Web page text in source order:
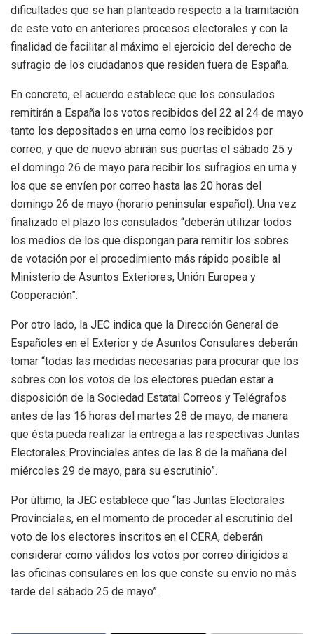
dificultades que se han planteado respecto a la tramitación
de este voto en anteriores procesos electorales y con la
finalidad de facilitar al máximo el ejercicio del derecho de
sufragio de los ciudadanos que residen fuera de España.
En concreto, el acuerdo establece que los consulados
remitirán a España los votos recibidos del 22 al 24 de mayo
tanto los depositados en urna como los recibidos por
correo, y que de nuevo abrirán sus puertas el sábado 25 y
el domingo 26 de mayo para recibir los sufragios en urna y
los que se envíen por correo hasta las 20 horas del
domingo 26 de mayo (horario peninsular español). Una vez
finalizado el plazo los consulados “deberán utilizar todos
los medios de los que dispongan para remitir los sobres
de votación por el procedimiento más rápido posible al
Ministerio de Asuntos Exteriores, Unión Europea y
Cooperación”.
Por otro lado, la JEC indica que la Dirección General de
Españoles en el Exterior y de Asuntos Consulares deberán
tomar “todas las medidas necesarias para procurar que los
sobres con los votos de los electores puedan estar a
disposición de la Sociedad Estatal Correos y Telégrafos
antes de las 16 horas del martes 28 de mayo, de manera
que ésta pueda realizar la entrega a las respectivas Juntas
Electorales Provinciales antes de las 8 de la mañana del
miércoles 29 de mayo, para su escrutinio”.
Por último, la JEC establece que “las Juntas Electorales
Provinciales, en el momento de proceder al escrutinio del
voto de los electores inscritos en el CERA, deberán
considerar como válidos los votos por correo dirigidos a
las oficinas consulares en los que conste su envío no más
tarde del sábado 25 de mayo”.